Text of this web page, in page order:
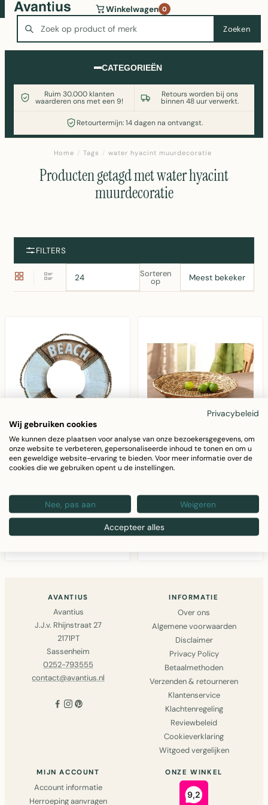
Zoeken
Winkelwagen 0
CATEGORIEËN
Ruim 30.000 klanten
waarderen ons met een 9!
Retours worden bij ons
binnen 48 uur verwerkt.
Retourtermijn: 14 dagen na ontvangst.
Wasmachine of koelkast nodig? Vergelijk alle prijzen op
Witgoedaanbod.nl
Home / Tags / water hyacint muurdecoratie
Producten getagd met water hyacint
muurdecoratie
FILTERS
Sorteren
op
BALI-DREAMS
Houten decoratie
Houten decoratie
reddingsboei 40 cm
bruin - maritieme
BALI-DREAMS
Grote platte
Grote platte
50 cm van
€18,95
AVANTIUS
Avantius
J.J.v. Rhijnstraat 27
2171PT
Sassenheim
0252-793555
contact@avantius.nl
INFORMATIE
Over ons
Algemene voorwaarden
Disclaimer
Privacy Policy
Betaalmethoden
Verzenden & retourneren
Klantenservice
Klachtenregeling
Reviewbeleid
Cookieverklaring
Witgoed vergelijken
MIJN ACCOUNT
Account informatie
Herroeping aanvragen
ONZE WINKEL
Privacybeleid
Wij gebruiken cookies
We kunnen deze plaatsen voor analyse van onze bezoekersgegevens, om
onze website te verbeteren, gepersonaliseerde inhoud te tonen en om u
een geweldige website-ervaring te bieden. Voor meer informatie over de
cookies die we gebruiken opent u de instellingen.
Nee, pas aan Weigeren
Accepteer alles